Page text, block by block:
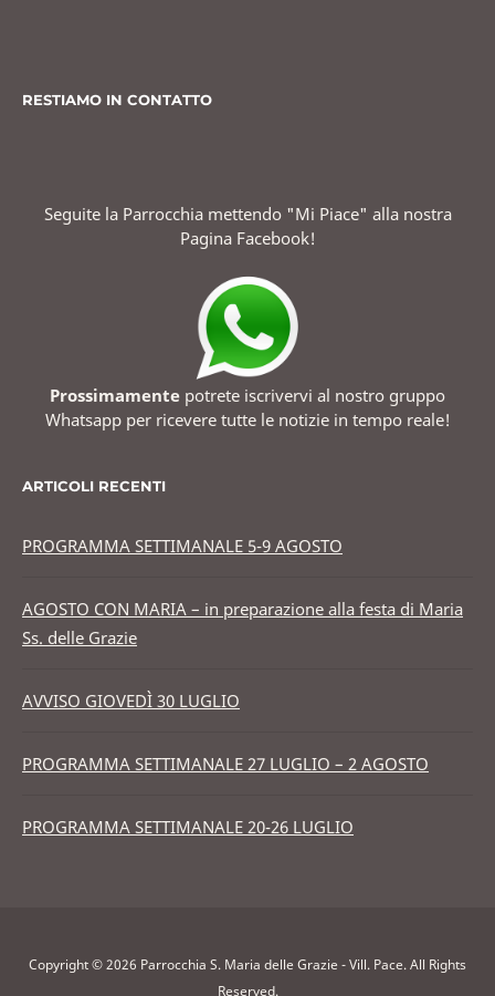
RESTIAMO IN CONTATTO
Seguite la Parrocchia mettendo "Mi Piace" alla nostra
Pagina Facebook!
Prossimamente potrete iscrivervi al nostro gruppo
Whatsapp per ricevere tutte le notizie in tempo reale!
ARTICOLI RECENTI
PROGRAMMA SETTIMANALE 5-9 AGOSTO
AGOSTO CON MARIA – in preparazione alla festa di Maria
Ss. delle Grazie
AVVISO GIOVEDÌ 30 LUGLIO
PROGRAMMA SETTIMANALE 27 LUGLIO – 2 AGOSTO
PROGRAMMA SETTIMANALE 20-26 LUGLIO
Copyright © 2026 Parrocchia S. Maria delle Grazie - Vill. Pace. All Rights
Reserved.